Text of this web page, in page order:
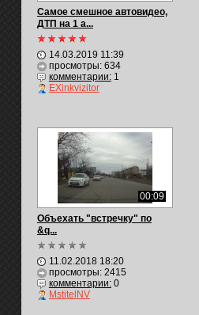
Самое смешное автовидео,
ДТП на 1 а...
14.03.2019 11:39
просмотры: 634
комментарии:1
EXinkvizitor
00:09
Объехать "встречку" по
&q...
11.02.2018 18:20
просмотры: 2415
комментарии:0
MstitelNV